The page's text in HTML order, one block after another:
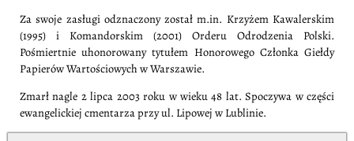
Za swoje zasługi odznaczony został m.in. Krzyżem Kawalerskim
(1995) i Komandorskim (2001) Orderu Odrodzenia Polski.
Pośmiertnie uhonorowany tytułem Honorowego Członka Giełdy
Papierów Wartościowych w Warszawie.
Zmarł nagle 2 lipca 2003 roku w wieku 48 lat. Spoczywa w części
ewangelickiej cmentarza przy ul. Lipowej w Lublinie.